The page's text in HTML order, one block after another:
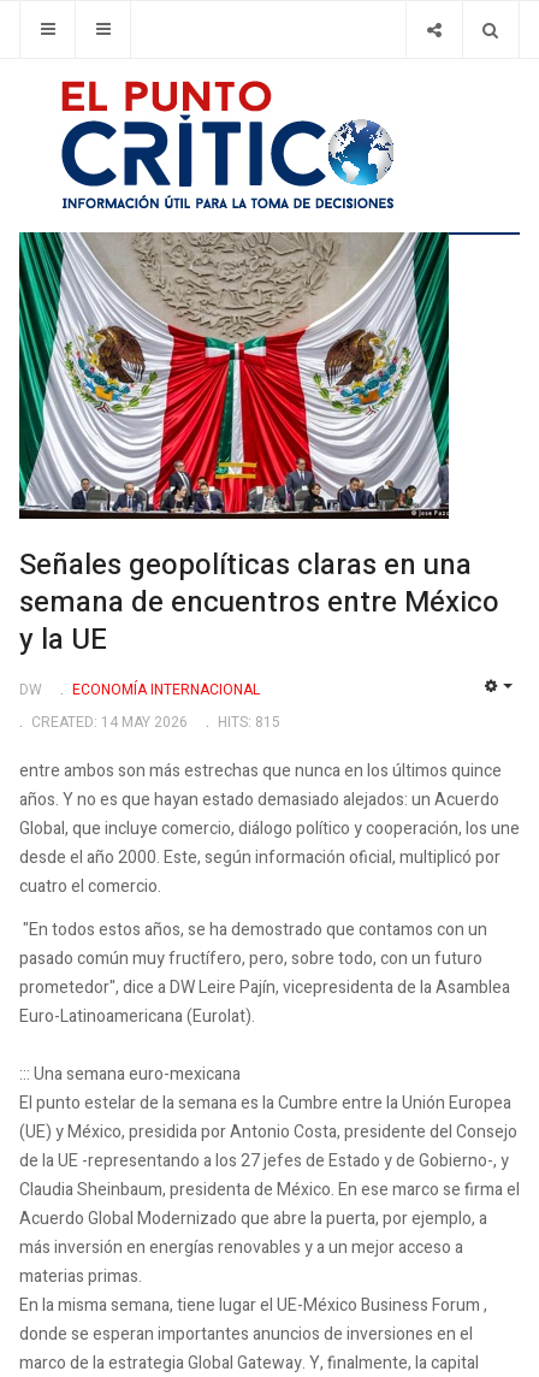
Señales geopolíticas claras en una
semana de encuentros entre México
y la UE
DW
ECONOMÍA INTERNACIONAL
CREATED: 14 MAY 2026
HITS: 815
entre ambos son más estrechas que nunca en los últimos quince
años. Y no es que hayan estado demasiado alejados: un Acuerdo
Global, que incluye comercio, diálogo político y cooperación, los une
desde el año 2000. Este, según información oficial, multiplicó por
cuatro el comercio.
"En todos estos años, se ha demostrado que contamos con un
pasado común muy fructífero, pero, sobre todo, con un futuro
prometedor", dice a DW Leire Pajín, vicepresidenta de la Asamblea
Euro-Latinoamericana (Eurolat).
::: Una semana euro-mexicana
El punto estelar de la semana es la Cumbre entre la Unión Europea
(UE) y México, presidida por Antonio Costa, presidente del Consejo
de la UE -representando a los 27 jefes de Estado y de Gobierno-, y
Claudia Sheinbaum, presidenta de México. En ese marco se firma el
Acuerdo Global Modernizado que abre la puerta, por ejemplo, a
más inversión en energías renovables y a un mejor acceso a
materias primas.
En la misma semana, tiene lugar el UE-México Business Forum ,
donde se esperan importantes anuncios de inversiones en el
marco de la estrategia Global Gateway. Y, finalmente, la capital